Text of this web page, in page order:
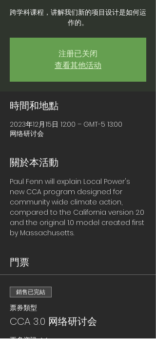
跨学科课程，讲解我们新的项目设计是如何运
作的。
注册已关闭
查看其他活动
時間和地點
2023年12月15日 12:00 – GMT-5 13:00
网络研讨会
關於本活動
Paul Fenn will explain Local Power's
new CCA program designed for
community wide climate action,
compared to the California version 2.0
and the original 1.0 model created first
by Massachusetts.
門票
銷售已完結
票券類型
CCA 3.0 网络研讨会
更多資訊